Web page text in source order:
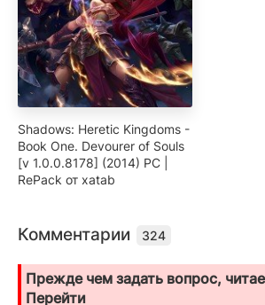
Shadows: Heretic Kingdoms -
Book One. Devourer of Souls
[v 1.0.0.8178] (2014) PC |
RePack от xatab
Комментарии 324
Прежде чем задать вопрос,
Перейти